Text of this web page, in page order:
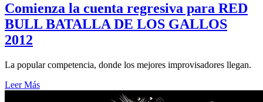
Comienza la cuenta regresiva para RED
BULL BATALLA DE LOS GALLOS
2012
La popular competencia, donde los mejores improvisadores llegan.
Leer Más